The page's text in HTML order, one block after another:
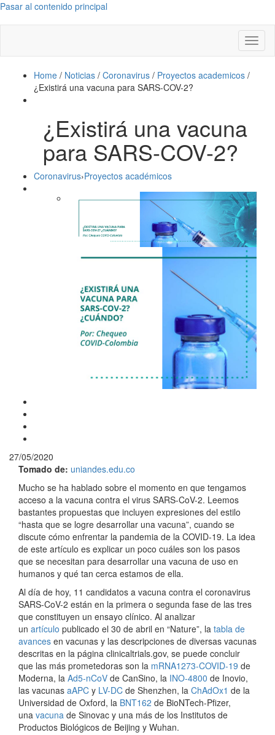
Pasar al contenido principal
Home / Noticias / Coronavirus / Proyectos academicos /
¿Existirá una vacuna para SARS-COV-2?
¿Existirá una vacuna
para SARS-COV-2?
Coronavirus›Proyectos académicos
27/05/2020
Tomado de: uniandes.edu.co
Mucho se ha hablado sobre el momento en que tengamos
acceso a la vacuna contra el virus SARS-CoV-2. Leemos
bastantes propuestas que incluyen expresiones del estilo
“hasta que se logre desarrollar una vacuna”, cuando se
discute cómo enfrentar la pandemia de la COVID-19. La idea
de este artículo es explicar un poco cuáles son los pasos
que se necesitan para desarrollar una vacuna de uso en
humanos y qué tan cerca estamos de ella.
Al día de hoy, 11 candidatos a vacuna contra el coronavirus
SARS-CoV-2 están en la primera o segunda fase de las tres
que constituyen un ensayo clínico. Al analizar
un artículo publicado el 30 de abril en “Nature”, la tabla de
avances en vacunas y las descripciones de diversas vacunas
descritas en la página clinicaltrials.gov, se puede concluir
que las más prometedoras son la mRNA1273-COVID-19 de
Moderna, la Ad5-nCoV de CanSino, la INO-4800 de Inovio,
las vacunas aAPC y LV-DC de Shenzhen, la ChAdOx1 de la
Universidad de Oxford, la BNT162 de BioNTech-Pfizer,
una vacuna de Sinovac y una más de los Institutos de
Productos Biológicos de Beijing y Wuhan.